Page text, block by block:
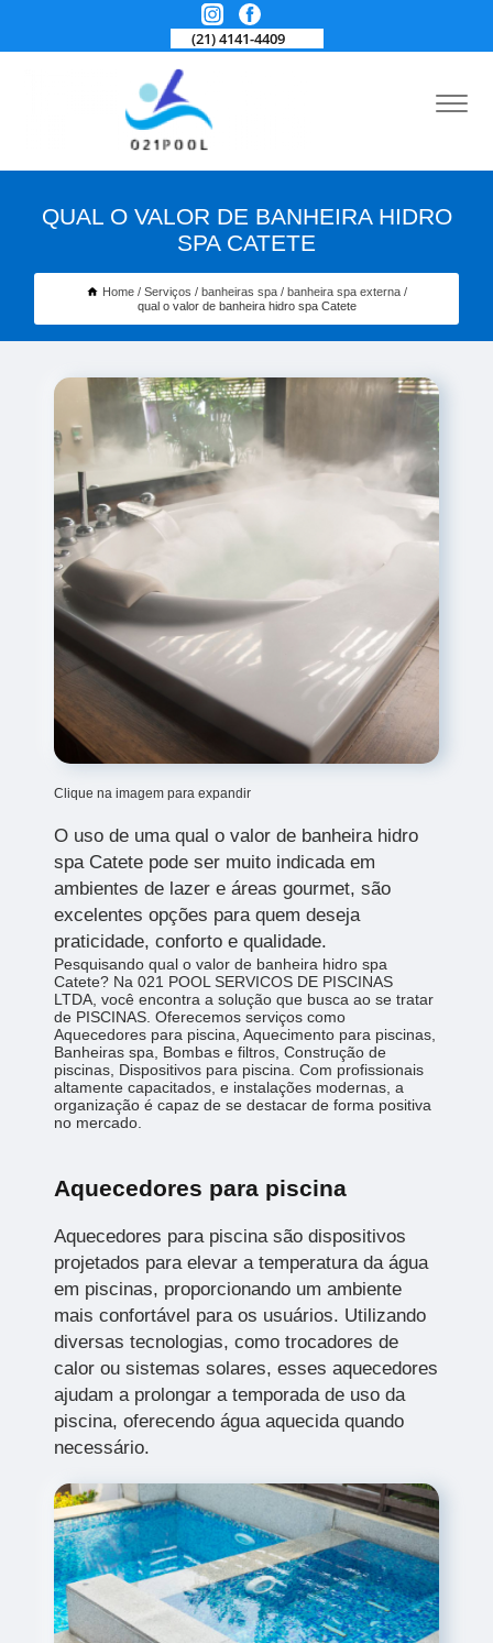
(21) 4141-4409
QUAL O VALOR DE BANHEIRA HIDRO
SPA CATETE
Home Serviços banheiras spa
banheira spa externa
qual o valor de banheira hidro spa Catete
Clique na imagem para expandir
O uso de uma qual o valor de banheira hidro
spa Catete pode ser muito indicada em
ambientes de lazer e áreas gourmet, são
excelentes opções para quem deseja
praticidade, conforto e qualidade.
Pesquisando qual o valor de banheira hidro spa
Catete? Na 021 POOL SERVICOS DE PISCINAS
LTDA, você encontra a solução que busca ao se tratar
de PISCINAS. Oferecemos serviços como
Aquecedores para piscina, Aquecimento para piscinas,
Banheiras spa, Bombas e filtros, Construção de
piscinas, Dispositivos para piscina. Com profissionais
altamente capacitados, e instalações modernas, a
organização é capaz de se destacar de forma positiva
no mercado.
Aquecedores para piscina
Aquecedores para piscina são dispositivos
projetados para elevar a temperatura da água
em piscinas, proporcionando um ambiente
mais confortável para os usuários. Utilizando
diversas tecnologias, como trocadores de
calor ou sistemas solares, esses aquecedores
ajudam a prolongar a temporada de uso da
piscina, oferecendo água aquecida quando
necessário.